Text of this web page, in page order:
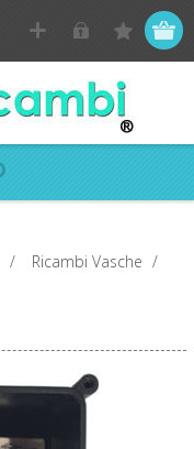
/ Ricambi Vasche /